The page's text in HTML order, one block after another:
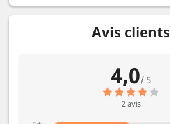
Avis clients
4,0/ 5
2 avis